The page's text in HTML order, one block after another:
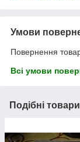
Умови
Повернення
Всі умови
Подібні